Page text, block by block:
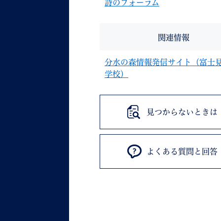
詩のフォーラム
関連情報
分水の森情報発信サイト（富士
学校）
見つからないときは
よくある質問と回答